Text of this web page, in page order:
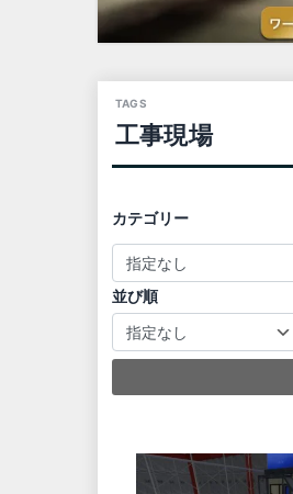
工事現場
カテゴリー
並び順